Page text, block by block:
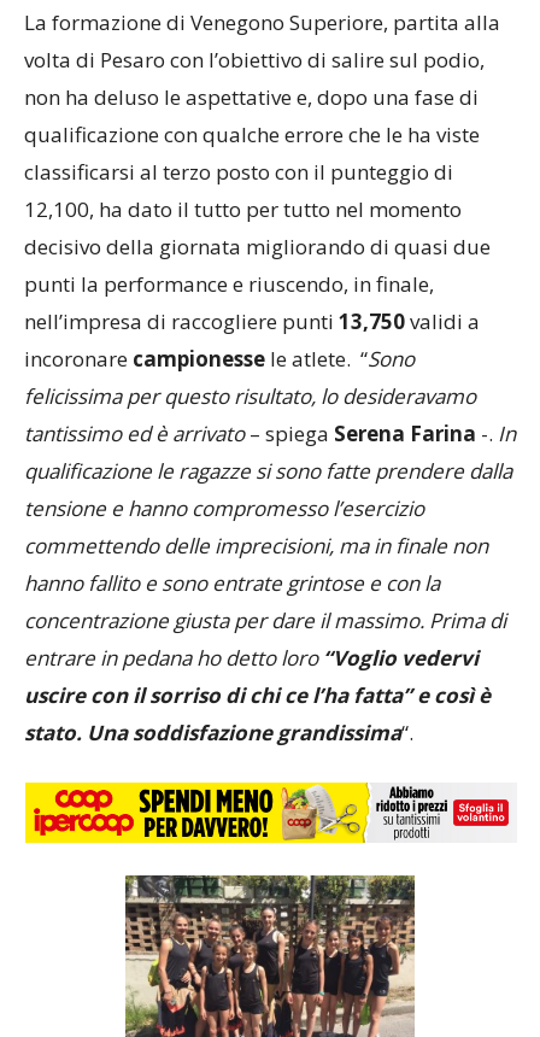
La formazione di Venegono Superiore, partita alla
volta di Pesaro con l’obiettivo di salire sul podio,
non ha deluso le aspettative e, dopo una fase di
qualificazione con qualche errore che le ha viste
classificarsi al terzo posto con il punteggio di
12,100, ha dato il tutto per tutto nel momento
decisivo della giornata migliorando di quasi due
punti la performance e riuscendo, in finale,
nell’impresa di raccogliere punti 13,750validi a
incoronare campionesse le atlete. “Sono
felicissima per questo risultato, lo desideravamo
tantissimo ed è arrivato– spiega Serena Farina -. In
qualificazione le ragazze si sono fatte prendere dalla
tensione e hanno compromesso l’esercizio
commettendo delle imprecisioni, ma in finale non
hanno fallito e sono entrate grintose e con la
concentrazione giusta per dare il massimo. Prima di
entrare in pedana ho detto loro “Voglio vedervi
uscire con il sorriso di chi ce l’ha fatta” e così è
stato. Una soddisfazione grandissima“.